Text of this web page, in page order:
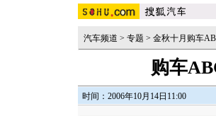
汽车频道 > 专题 > 金秋十月购车
购车
时间：2006年10月14日11:00